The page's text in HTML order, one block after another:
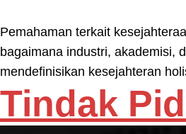
Pemahaman terkait
bagaimana industri, akademisi,
mendefinisikan kesejahteran
Tindak